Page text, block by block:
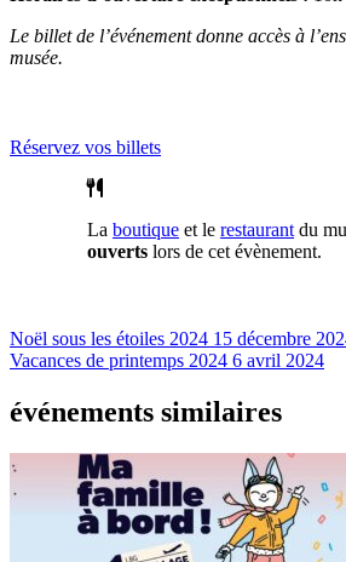
Le billet de l’événement donne accès à
musée.
Réservez vos billets
La boutique et le restaurant du
ouverts lors de cet évènement.
Noël sous les étoiles 2024 15 décembre
Vacances de printemps 2024 6 avril 2024
événements similaires